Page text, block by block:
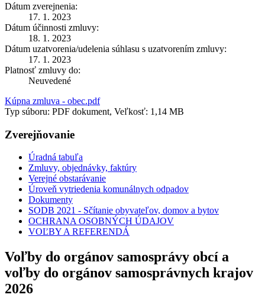
Dátum zverejnenia:
17. 1. 2023
Dátum účinnosti zmluvy:
18. 1. 2023
Dátum uzatvorenia/udelenia súhlasu s uzatvorením zmluvy:
17. 1. 2023
Platnosť zmluvy do:
Neuvedené
Kúpna zmluva - obec.pdf
Typ súboru: PDF dokument, Veľkosť: 1,14 MB
Zverejňovanie
Úradná tabuľa
Zmluvy, objednávky, faktúry
Verejné obstarávanie
Úroveň vytriedenia komunálnych odpadov
Dokumenty
SODB 2021 - Sčítanie obyvateľov, domov a bytov
OCHRANA OSOBNÝCH ÚDAJOV
VOĽBY A REFERENDÁ
Voľby do orgánov samosprávy obcí a
voľby do orgánov samosprávnych krajov
2026